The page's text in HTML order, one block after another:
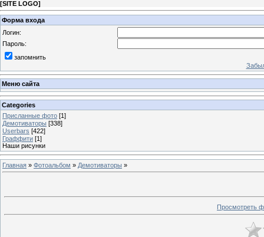
[SITE LOGO]
Форма входа
Логин:
Пароль:
запомнить
Меню сайта
Categories
Присланные фото [1]
Демотиваторы [338]
Userbars [422]
Граффити [1]
Наши рисунки
Главная » Фотоальбом » Демотиваторы »
Просмотреть